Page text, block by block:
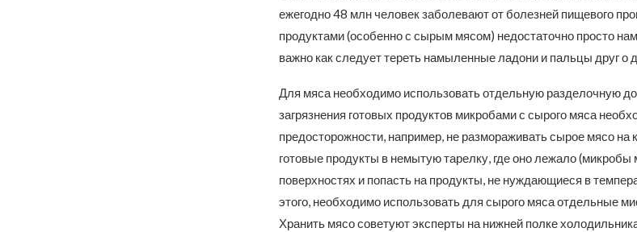
ежегодно 48 млн человек заболевают от болезней пищевого
продуктами (особенно с сырым мясом) недостаточно просто
важно как следует тереть намыленные ладони и пальцы друг о
Для мяса необходимо использовать отдельную разделочную
загрязнения готовых продуктов микробами с сырого мяса
предосторожности, например, не размораживать сырое мясо на
готовые продукты в немытую тарелку, где оно лежало (микробы
поверхностях и попасть на продукты, не нуждающиеся в
этого, необходимо использовать для сырого мяса отдельные
Хранить мясо советуют эксперты на нижней полке